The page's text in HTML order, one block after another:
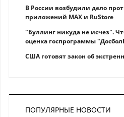
В России возбудили дело
приложений MAX и RuStore
"Буллинг никуда не исчез".
оценка госпрограммы
США готовят закон об
ПОПУЛЯРНЫЕ НОВОСТИ